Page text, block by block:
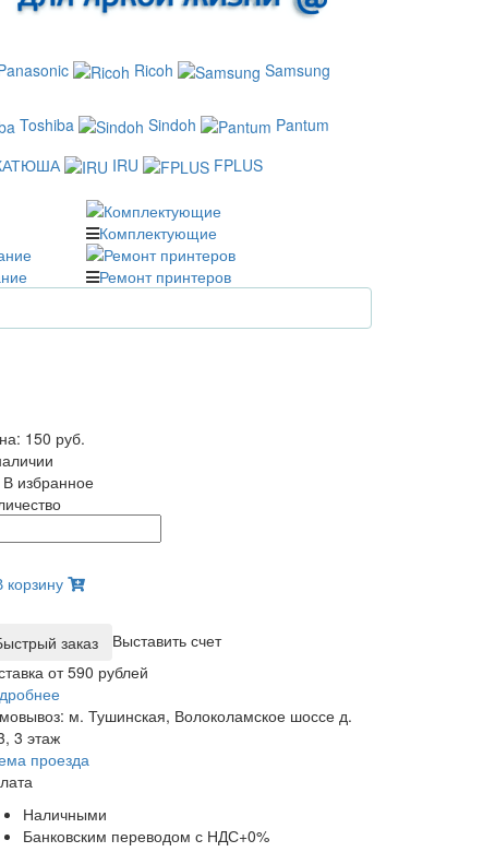
Ricoh Samsung
Toshiba Sindoh
Pantum
IRU
FPLUS
Комплектующие
Ремонт принтеров
150 руб.
В избранное
корзину
Выставить счет
от 590 рублей
м. Тушинская, Волоколамское шоссе д.
3 этаж
проезда
Наличными
Банковским переводом с НДС+0%